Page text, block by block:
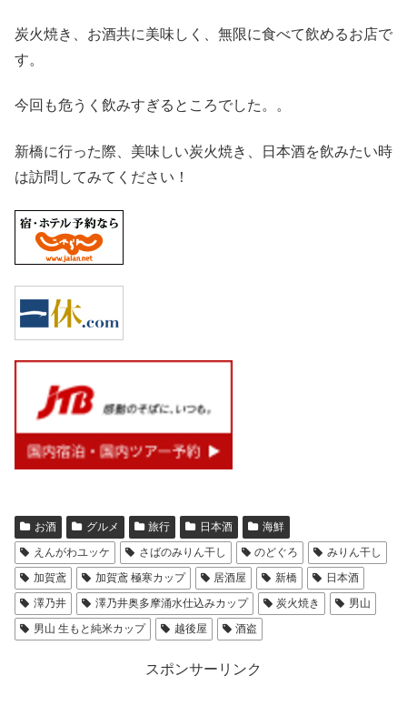
炭火焼き、お酒共に美味しく、無限に食べて飲めるお店で
す。
今回も危うく飲みすぎるところでした。。
新橋に行った際、美味しい炭火焼き、日本酒を飲みたい時
は訪問してみてください！
お酒 グルメ 旅行 日本酒
海鮮
えんがわユッケ
さばのみりん干し のどぐろ
みりん干し
加賀鳶
加賀鳶 極寒カップ 居酒屋 新橋
日本酒
澤乃井
澤乃井奥多摩涌水仕込みカップ 炭火焼き
男山
男山 生もと純米カップ
越後屋 酒盗
スポンサーリンク